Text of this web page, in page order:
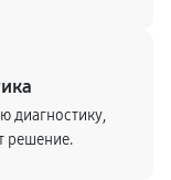
диагностику,
решение.